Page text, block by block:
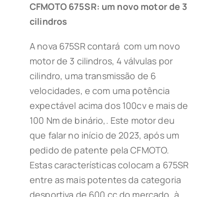
CFMOTO 675SR: um novo motor de 3
cilindros
A nova 675SR contará com um novo
motor de 3 cilindros, 4 válvulas por
cilindro, uma transmissão de 6
velocidades, e com uma potência
expectável acima dos 100cv e mais de
100 Nm de binário,. Este motor deu
que falar no início de 2023, após um
pedido de patente pela CFMOTO.
Estas características colocam a 675SR
entre as mais potentes da categoria
desportiva de 600 cc do mercado, à